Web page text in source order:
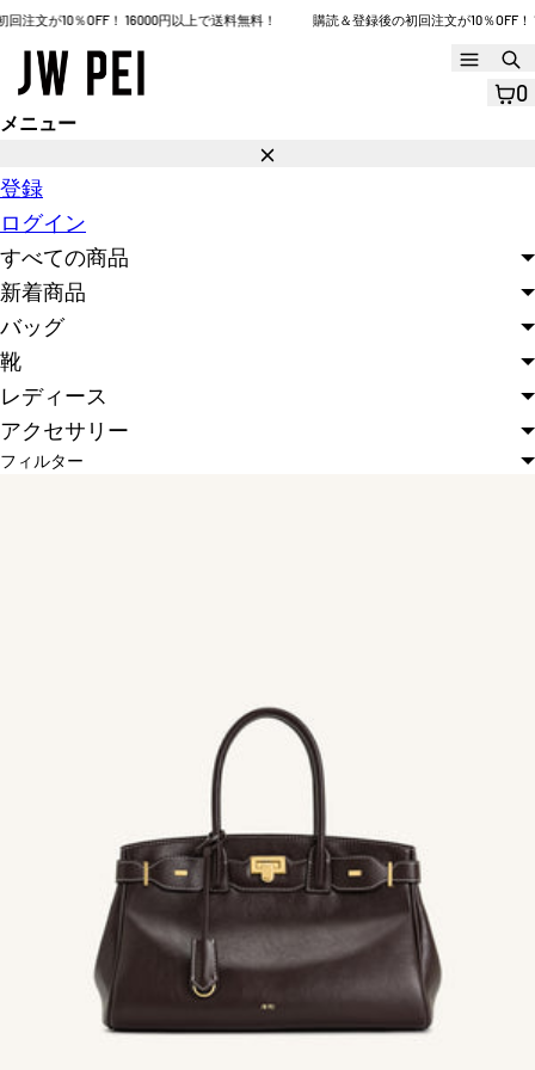
コ
テ
ン
へ
ス
キ
ッ
プ
文が10％OFF！ 16000円以上で送料無料！ 購読＆登録後の初回注文が10％OFF！
メ
ニ
ュ
0
メニュー
閉
登録
ログイン
すべての商品
新着商品
バッグ
靴
レディース
アクセサリー
フィルター